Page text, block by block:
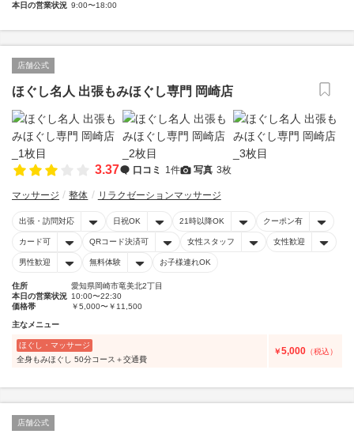
本日の営業状況 9:00〜18:00
店舗公式
ほぐし名人 出張もみほぐし専門 岡崎店
3.37 口コミ 1件 写真 3枚
マッサージ 整体 リラクゼーションマッサージ
出張・訪問対応 日祝OK 21時以降OK クーポン有
カード可 QRコード決済可 女性スタッフ 女性歓迎
男性歓迎 無料体験 お子様連れOK
住所
愛知県岡崎市竜美北2丁目
本日の営業状況 10:00〜22:30
価格帯
￥5,000〜￥11,500
主なメニュー
ほぐし・マッサージ
全身もみほぐし 50分コース＋交通費
￥5,000 （税込）
店舗公式